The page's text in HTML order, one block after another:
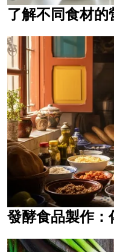
了解不同食材的
發酵食品製作：